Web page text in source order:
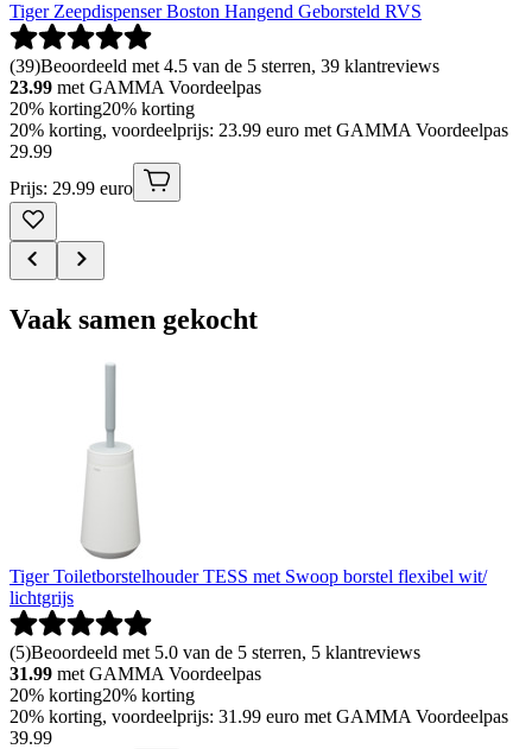
Tiger Zeepdispenser Boston Hangend Geborsteld RVS
(39)Beoordeeld met 4.5 van de 5 sterren, 39 klantreviews
23.99 met GAMMA Voordeelpas
20% korting20% korting
20% korting, voordeelprijs: 23.99 euro met GAMMA Voordeelpas
29.99
Prijs: 29.99 euro
Vaak samen gekocht
Tiger Toiletborstelhouder TESS met Swoop borstel flexibel wit/
lichtgrijs
(5)Beoordeeld met 5.0 van de 5 sterren, 5 klantreviews
31.99 met GAMMA Voordeelpas
20% korting20% korting
20% korting, voordeelprijs: 31.99 euro met GAMMA Voordeelpas
39.99